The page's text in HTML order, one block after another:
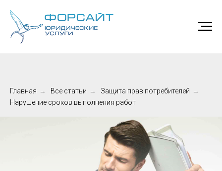
Главная → Все статьи → Защита прав потребителей →
Нарушение сроков выполнения работ